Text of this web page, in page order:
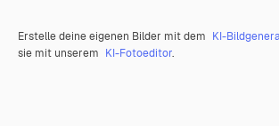
Erstelle deine eigenen Bilder mit dem KI-
sie mit unserem KI-Fotoeditor.